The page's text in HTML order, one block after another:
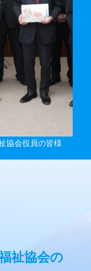
協会役員の皆様
祉協会の